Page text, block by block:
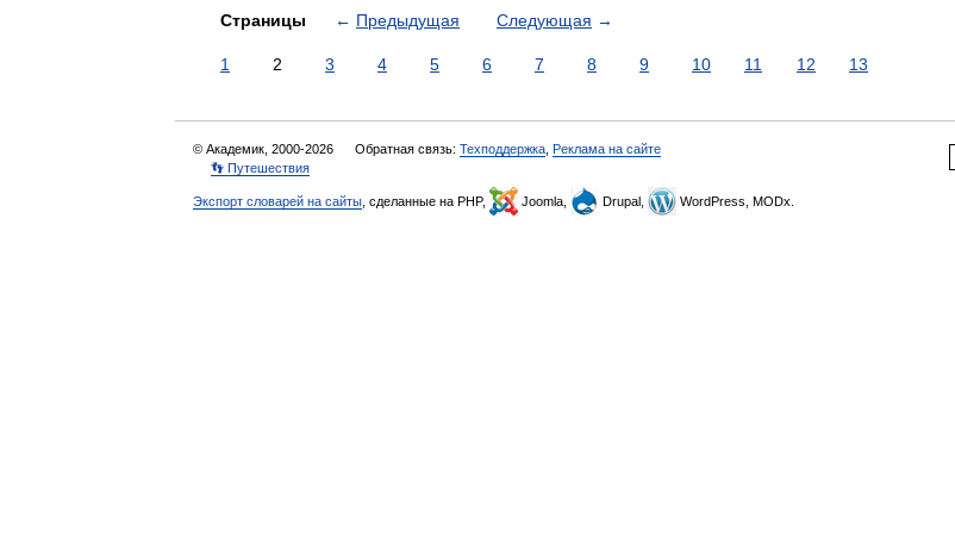
Страницы ← Предыдущая Следующая →
1 2 3 4 5 6 7 8 9 10 11 12 13
© Академик, 2000-2026 Обратная связь: Техподдержка Реклама на сайте
👣 Путешествия
Экспорт словарей на сайты , сделанные на PHP, Joomla, Drupal, WordPress, MODx.